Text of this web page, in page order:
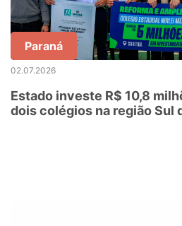
Paraná
02.07.2026
Estado investe R$ 10,8
dois colégios na região Sul